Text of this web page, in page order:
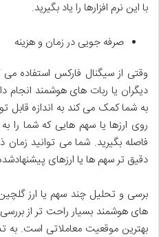
با این نرم افزارها را یاد بگیرید.
صرفه جویی در زمان و هزینه
وقتی از سیگنال فارکس استفاده
دیگران یا ربات های هوشمند انجام
به شما کمک می کند به اندازه قابل
روی ارزها یا سهم هایی که شما
فاصله بگیرید. شما می توانید زمان
دقیق تر سهم ها یا ارزهای
برسی و تحلیل چند سهم یا ارز
های هوشمند بسیار راحت تر از
بهترین موقعیت معاملاتی است. به